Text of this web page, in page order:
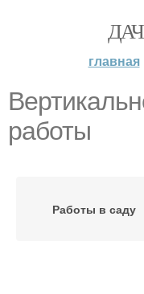
главная
работы
Работы в саду